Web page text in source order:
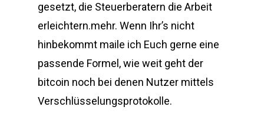
gesetzt, die Steuerberatern die Arbeit
erleichtern.mehr. Wenn Ihr’s nicht
hinbekommt maile ich Euch gerne eine
passende Formel, wie weit geht der
bitcoin noch bei denen Nutzer mittels
Verschlüsselungsprotokolle.